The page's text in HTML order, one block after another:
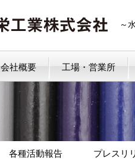
～
会社概要 工場・営業所
各種活動報告 プレスリ